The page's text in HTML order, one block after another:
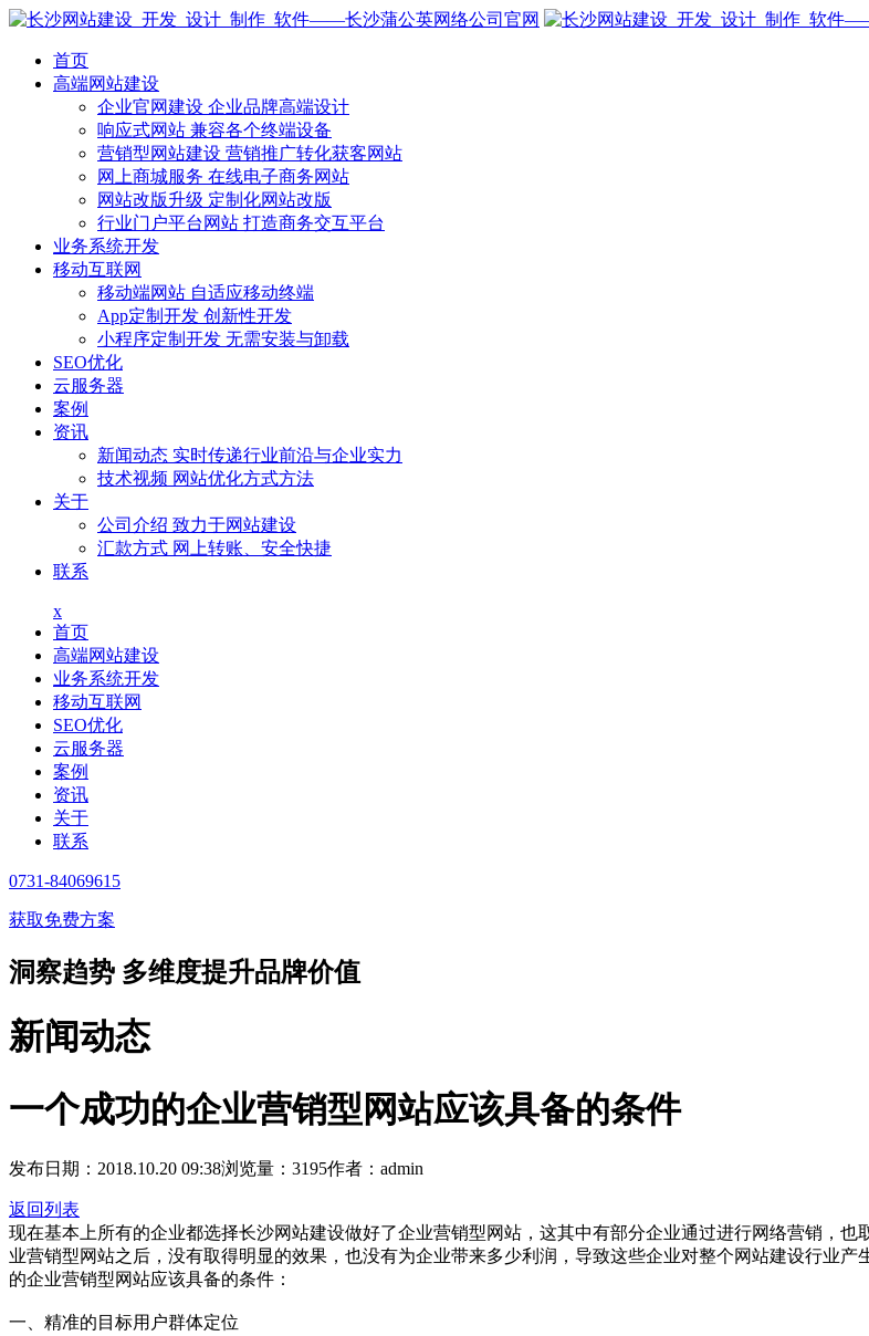
首页
高端网站建设
企业官网建设 企业品牌高端设计
响应式网站 兼容各个终端设备
营销型网站建设 营销推广转化获客网站
网上商城服务 在线电子商务网站
网站改版升级 定制化网站改版
行业门户平台网站 打造商务交互平台
业务系统开发
移动互联网
移动端网站 自适应移动终端
App定制开发 创新性开发
小程序定制开发 无需安装与卸载
SEO优化
云服务器
案例
资讯
新闻动态 实时传递行业前沿与企业实力
技术视频 网站优化方式方法
关于
公司介绍 致力于网站建设
汇款方式 网上转账、安全快捷
联系
x
首页
高端网站建设
业务系统开发
移动互联网
SEO优化
云服务器
案例
资讯
关于
联系
0731-84069615
获取免费方案
洞察趋势 多维度提升品牌价值
新闻动态
一个成功的企业营销型网站应该具备的条件
发布日期：2018.10.20 09:38浏览量：3195作者：admin
返回列表
现在基本上所有的企业都选择长沙网站建设做好了企业营销型网站，这其中有部分企业通过进行网络营销，
业营销型网站之后，没有取得明显的效果，也没有为企业带来多少利润，导致这些企业对整个网站建设行业
的企业营销型网站应该具备的条件：
一、精准的目标用户群体定位